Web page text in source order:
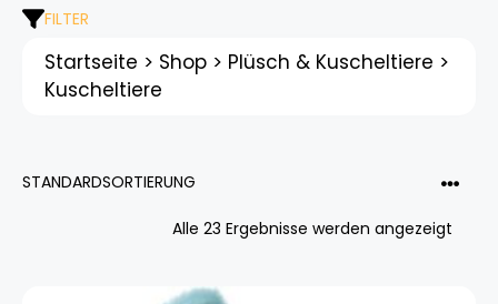
FILTER
Startseite > Shop > Plüsch & Kuscheltiere >
Kuscheltiere
Alle 23 Ergebnisse werden angezeigt